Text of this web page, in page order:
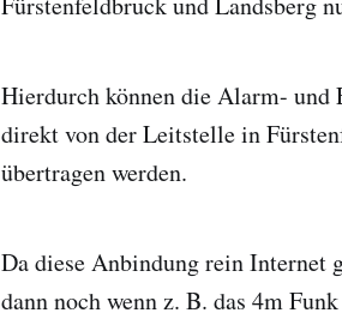
Hierdurch können die Alarm- und
direkt von der Leitstelle in
übertragen werden.
Da diese Anbindung rein Internet
dann noch wenn z. B. das 4m